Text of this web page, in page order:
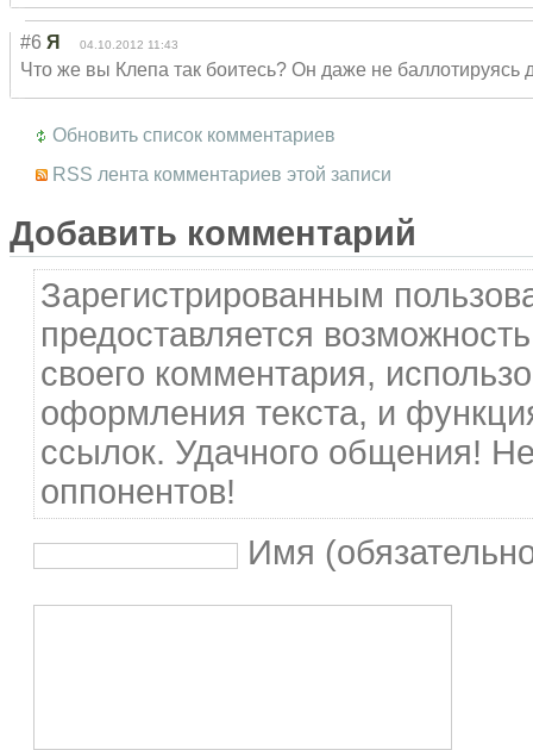
#6 Я 04.10.2012 11:43
Что же вы Клепа так боитесь? Он даже не баллотируясь
Обновить список комментариев
RSS лента комментариев этой записи
Добавить комментарий
Зарегистрированным
предоставляется
своего комментария,
оформления текста, и
ссылок. Удачного общения!
оппонентов!
Имя